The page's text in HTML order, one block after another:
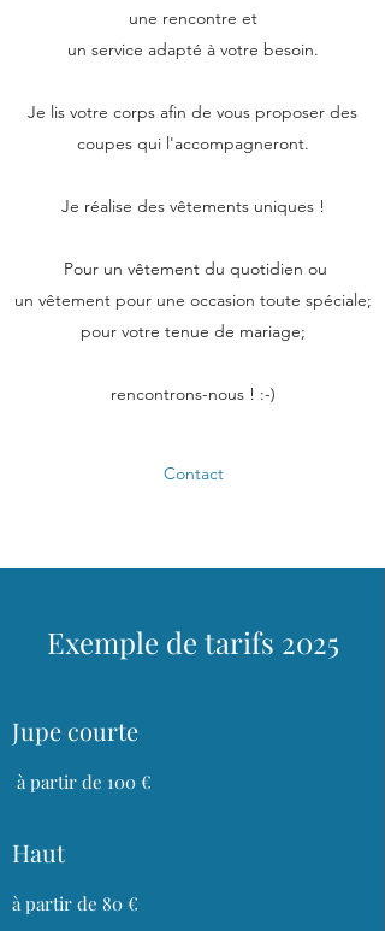
une rencontre et
un service adapté à votre besoin.
Je lis votre corps afin de vous proposer des
coupes qui l'accompagneront.
Je réalise des vêtements uniques !
Pour un vêtement du quotidien ou
un vêtement pour une occasion toute spéciale;
pour votre tenue de mariage;
rencontrons-nous ! :-)
Contact
Exemple de tarifs 2025
Jupe courte
à partir de 100 €
Haut
à partir de 80 €